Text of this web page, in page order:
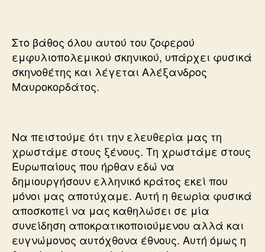
Στο βάθος όλου αυτού του ζοφερού
εμφυλιοπολεμικού σκηνικού, υπάρχει φυσικά
σκηνοθέτης και λέγεται Αλέξανδρος
Μαυροκορδάτος.
Να πειστούμε ότι την ελευθερία μας τη
χρωστάμε στους ξένους. Τη χρωστάμε στους
Ευρωπαίους που ήρθαν εδώ να
δημιουργήσουν ελληνικό κράτος εκεί που
μόνοι μας αποτύχαμε. Αυτή η θεωρία φυσικά
αποσκοπεί να μας καθηλώσει σε μία
συνείδηση αποκρατικοποιούμενου αλλά και
ευγνώμονος αυτόχθονα έθνους. Αυτή όμως η